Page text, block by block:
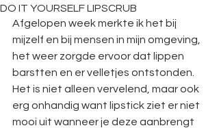
DO IT YOURSELF LIPSCRUB
Afgelopen week merkte ik het bij
mijzelf en bij mensen in mijn omgeving,
het weer zorgde ervoor dat lippen
barstten en er velletjes ontstonden.
Het is niet alleen vervelend, maar ook
erg onhandig want lipstick ziet er niet
mooi uit wanneer je deze aanbrengt